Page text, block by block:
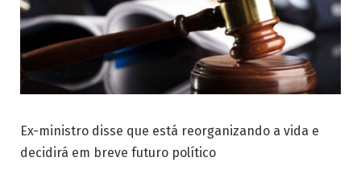
Ex-ministro disse que está reorganizando a vida e
decidirá em breve futuro político